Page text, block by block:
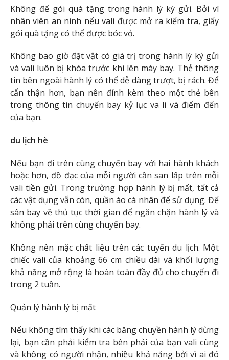
Không để gói quà tặng trong hành lý ký gửi. Bởi vì
nhân viên an ninh nếu vali được mở ra kiểm tra, giấy
gói quà tặng có thể được bóc vỏ.
Không bao giờ đặt vật có giá trị trong hành lý ký gửi
và vali luôn bị khóa trước khi lên máy bay. Thẻ thông
tin bên ngoài hành lý có thể dễ dàng trượt, bị rách. Để
cẩn thận hơn, bạn nên đính kèm theo một thẻ bên
trong thông tin chuyến bay kỷ lục va li và điểm đến
của bạn.
du lịch hè
Nếu bạn đi trên cùng chuyến bay với hai hành khách
hoặc hơn, đồ đạc của mỗi người cần san lấp trên mỗi
vali tiền gửi. Trong trường hợp hành lý bị mất, tất cả
các vật dụng vẫn còn, quần áo cá nhân để sử dụng. Để
sân bay về thủ tục thời gian để ngăn chặn hành lý và
không phải trên cùng chuyến bay.
Không nên mặc chất liệu trên các tuyến du lịch. Một
chiếc vali của khoảng 66 cm chiều dài và khối lượng
khả năng mở rộng là hoàn toàn đầy đủ cho chuyến đi
trong 2 tuần.
Quản lý hành lý bị mất
Nếu không tìm thấy khi các băng chuyền hành lý dừng
lại, bạn cần phải kiểm tra bên phải của bạn vali cùng
và không có người nhận, nhiều khả năng bởi vì ai đó